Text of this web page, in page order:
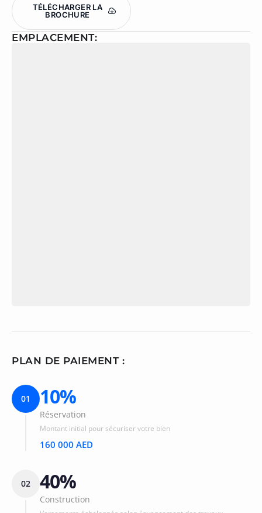
TÉLÉCHARGER LA
BROCHURE
EMPLACEMENT:
PLAN DE PAIEMENT :
01 10%
Réservation
Montant initial pour sécuriser votre bien
160 000 AED
02 40%
Construction